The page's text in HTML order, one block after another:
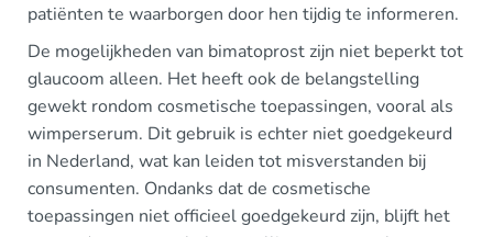
patiënten te waarborgen door hen tijdig te informeren.
De mogelijkheden van bimatoprost zijn niet beperkt tot
glaucoom alleen. Het heeft ook de belangstelling
gewekt rondom cosmetische toepassingen, vooral als
wimperserum. Dit gebruik is echter niet goedgekeurd
in Nederland, wat kan leiden tot misverstanden bij
consumenten. Ondanks dat de cosmetische
toepassingen niet officieel goedgekeurd zijn, blijft het